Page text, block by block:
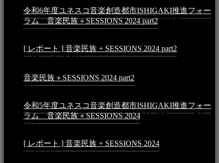
令和6年度ユネスコ音楽創造都市ISHIGAKI推進フォー
ラム 音楽民族＋SESSIONS 2024 part22025年1月1日 -
10:50 PM
[ レポート ] 音楽民族 + SESSIONS 2024 part2
月25日 - 9:13 PM
音楽民族＋SESSIONS 2024 part2
PM
令和5年度ユネスコ音楽創造都市ISHIGAKI推進フォー
ラム 音楽民族＋SESSIONS 20242024年5月4日 - 7:21
AM
[ レポート ] 音楽民族 + SESSIONS 2024
10:16 AM